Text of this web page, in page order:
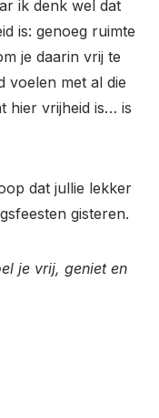
ik denk wel dat
is: genoeg ruimte
je daarin vrij te
voelen met al die
hier vrijheid is… is
dat jullie lekker
gisteren.
je vrij, geniet en